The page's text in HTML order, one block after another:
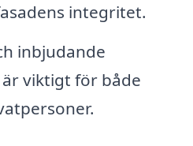
integritet.
inbjudande
viktigt för både